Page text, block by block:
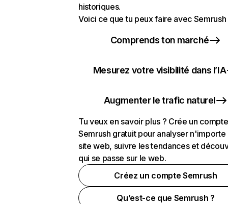
historiques.
Voici ce que tu peux faire avec Semrush
Comprends ton marché
Mesurez votre visibilité dans l’IA
Augmenter le trafic naturel
Tu veux en savoir plus ? Crée un compte
Semrush gratuit pour analyser n'importe
site web, suivre les tendances et
qui se passe sur le web.
Créez un compte Semrush
Qu’est-ce que Semrush ?